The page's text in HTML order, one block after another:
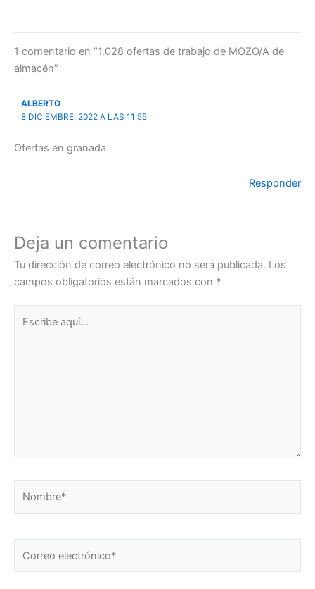
1 comentario en “1.028 ofertas de trabajo de MOZO/A de
almacén”
ALBERTO
8 DICIEMBRE, 2022 A LAS 11:55
Ofertas en granada
Responder
Deja un comentario
Tu dirección de correo electrónico no será publicada. Los
campos obligatorios están marcados con *
electrónico*